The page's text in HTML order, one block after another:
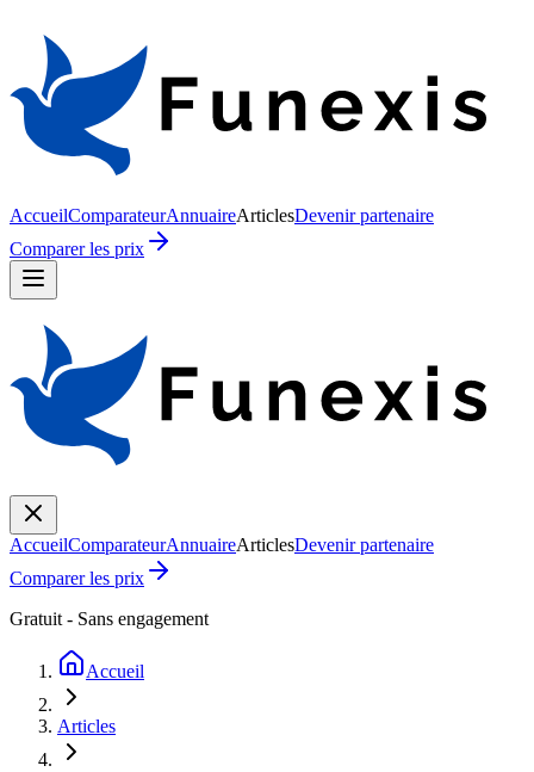
AccueilComparateurAnnuaireArticlesDevenir partenaire
Comparer les prix
AccueilComparateurAnnuaireArticlesDevenir partenaire
Comparer les prix
Gratuit - Sans engagement
Accueil
Articles